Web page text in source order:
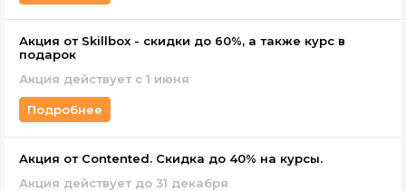
Акция от Skillbox - скидки до 60%, а также курс в
подарок
Акция действует c 1 июня
Подробнее
Акция от Contented. Скидка до 40% на курсы.
Акция действует до 31 декабря